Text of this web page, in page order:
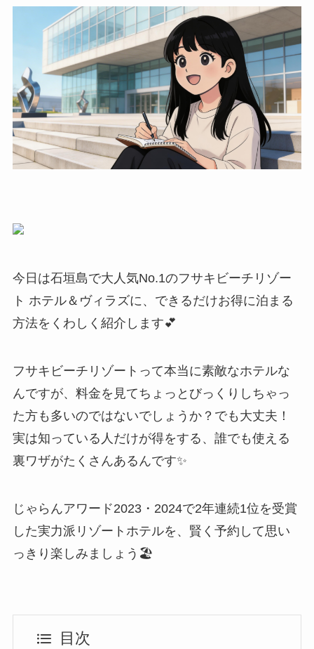
今日は石垣島で大人気No.1のフサキビーチリゾー
ト ホテル＆ヴィラズに、できるだけお得に泊まる
方法をくわしく紹介します💕
フサキビーチリゾートって本当に素敵なホテルな
んですが、料金を見てちょっとびっくりしちゃっ
た方も多いのではないでしょうか？でも大丈夫！
実は知っている人だけが得をする、誰でも使える
裏ワザがたくさんあるんです✨
じゃらんアワード2023・2024で2年連続1位を受賞
した実力派リゾートホテルを、賢く予約して思い
っきり楽しみましょう🏖️
目次